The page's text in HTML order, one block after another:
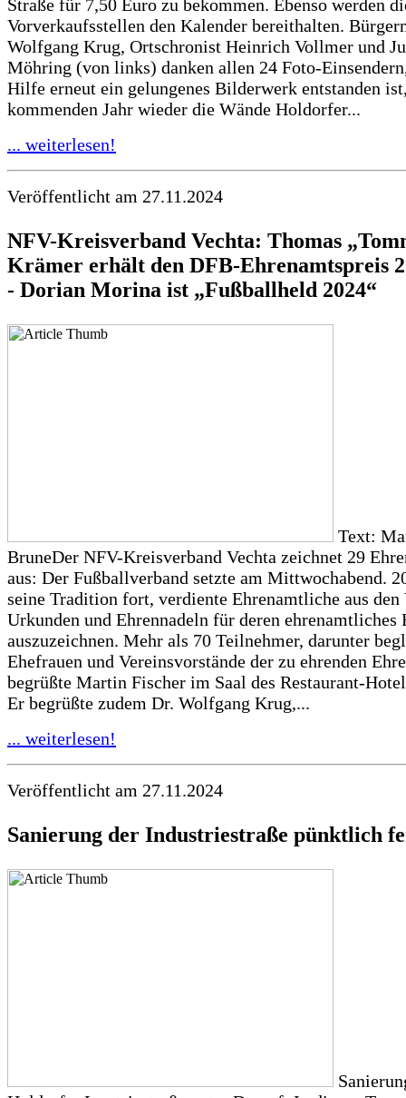
Straße für 7,50 Euro zu bekommen. Ebenso werden
Vorverkaufsstellen den Kalender bereithalten.
Wolfgang Krug, Ortschronist Heinrich Vollmer und
Möhring (von links) danken allen 24 Foto-
Hilfe erneut ein gelungenes Bilderwerk entstanden
kommenden Jahr wieder die Wände Holdorfer...
... weiterlesen!
Veröffentlicht am 27.11.2024
NFV-Kreisverband Vechta: Thomas
Krämer erhält den DFB-Ehrenamtspreis
- Dorian Morina ist „Fußballheld 2024“
Text:
BruneDer NFV-Kreisverband Vechta zeichnet 29
aus: Der Fußballverband setzte am Mittwochabend.
seine Tradition fort, verdiente Ehrenamtliche aus
Urkunden und Ehrennadeln für deren ehrenamtliches
auszuzeichnen. Mehr als 70 Teilnehmer, darunter
Ehefrauen und Vereinsvorstände der zu ehrenden
begrüßte Martin Fischer im Saal des Restaurant-
Er begrüßte zudem Dr. Wolfgang Krug,...
... weiterlesen!
Veröffentlicht am 27.11.2024
Sanierung der Industriestraße pünktlich